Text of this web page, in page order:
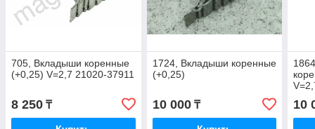
705, Вкладыши коренные
(+0,25) V=2,7 21020-37911
8 250 ₸
1724, Вкладыши коренные
(+0,25)
10 000₸ 10